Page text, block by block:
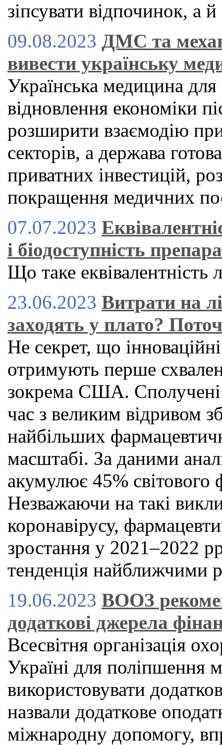
зіпсувати відпочинок, а
09.08.2023 ДМС та
вивести українську
Українська медицина
відновлення економіки
розширити взаємодію
секторів, а держава
приватних інвестицій,
покращення медичних
07.07.2023
і біодоступність
Що таке еквівалентність
23.06.2023 Витрати на
заходять у плато?
Не секрет, що
отримують перше
зокрема США.
час з великим відривом
найбільших
масштабі. За даними
акумулює 45% світового
Незважаючи на такі
коронавірусу,
зростання у 2021–2022
тенденція найближчими
19.06.2023 ВООЗ
додаткові джерела
Всесвітня організація
Україні для поліпшення
використовувати
назвали додаткове
міжнародну допомогу,